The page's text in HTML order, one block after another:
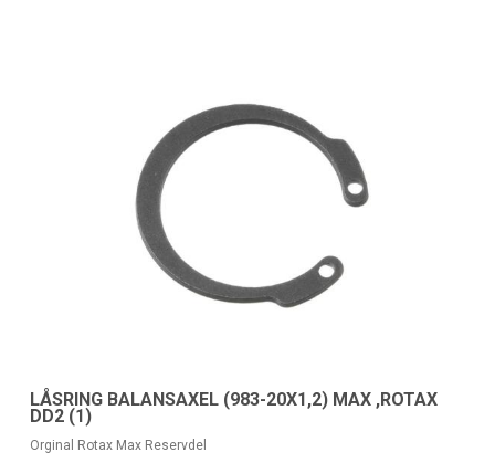
LÅSRING BALANSAXEL (983-20X1,2) MAX ,ROTAX
DD2 (1)
Orginal Rotax Max Reservdel